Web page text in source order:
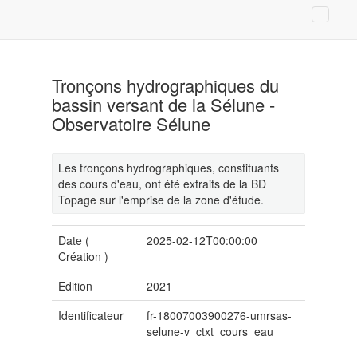
Tronçons hydrographiques du
bassin versant de la Sélune -
Observatoire Sélune
Les tronçons hydrographiques, constituants
des cours d'eau, ont été extraits de la BD
Topage sur l'emprise de la zone d'étude.
Date (
Création )
2025-02-12T00:00:00
Edition
2021
Identificateur
fr-18007003900276-umrsas-
selune-v_ctxt_cours_eau